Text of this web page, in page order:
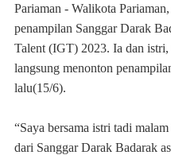
Pariaman - Walikota
penampilan Sanggar Darak
Talent (IGT) 2023. Ia dan
langsung menonton
lalu(15/6).
“Saya bersama istri tadi
dari Sanggar Darak Badarak